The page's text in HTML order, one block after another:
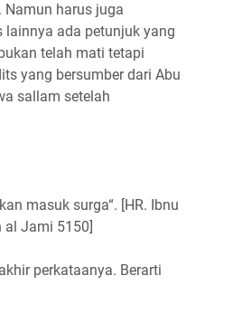
harus juga
ada petunjuk yang
telah mati tetapi
yang bersumber dari Abu
sallam setelah
masuk surga“. [HR. Ibnu
al Jami 5150]
perkataanya. Berarti